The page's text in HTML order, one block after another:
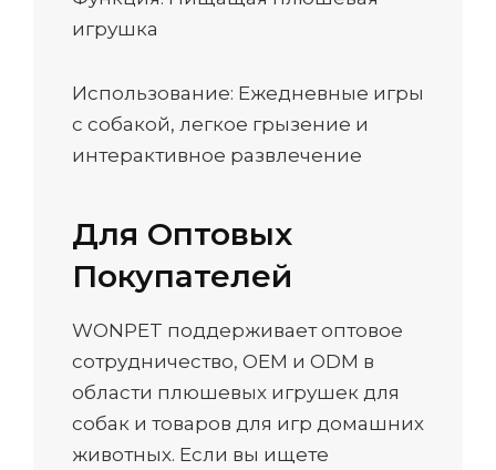
игрушка
Использование: Ежедневные игры
с собакой, легкое грызение и
интерактивное развлечение
Для Оптовых
Покупателей
WONPET поддерживает оптовое
сотрудничество, OEM и ODM в
области плюшевых игрушек для
собак и товаров для игр домашних
животных. Если вы ищете